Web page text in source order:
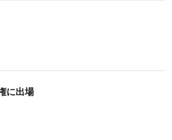
に出場